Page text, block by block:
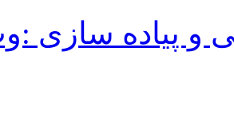
و پیاده سازی